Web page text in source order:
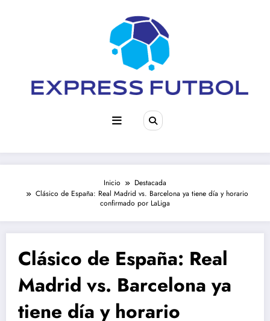
Inicio
Destacada
Clásico de España: Real Madrid vs. Barcelona ya tiene día y horario
confirmado por LaLiga
Clásico de España: Real
Madrid vs. Barcelona ya
tiene día y horario